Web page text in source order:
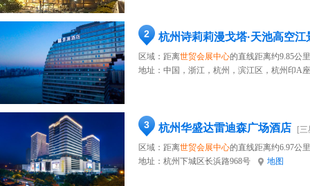
2 杭州诗莉莉漫戈塔·天池高空江
区域：距离世贸会展中心的直线距离约9.85公里
地址： 中国，浙江，杭州，滨江区，杭州印A
3 杭州华盛达雷迪森广场酒店
[
区域：距离世贸会展中心的直线距离约6.97公里
地址： 杭州下城区长浜路968号 地图